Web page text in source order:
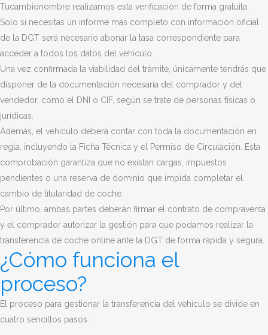
Tucambionombre realizamos esta verificación de forma gratuita.
Solo si necesitas un informe más completo con información oficial
de la DGT será necesario abonar la tasa correspondiente para
acceder a todos los datos del vehículo.
Una vez confirmada la viabilidad del trámite, únicamente tendrás que
disponer de la documentación necesaria del comprador y del
vendedor, como el DNI o CIF, según se trate de personas físicas o
jurídicas.
Además, el vehículo deberá contar con toda la documentación en
regla, incluyendo la Ficha Técnica y el Permiso de Circulación. Esta
comprobación garantiza que no existan cargas, impuestos
pendientes o una reserva de dominio que impida completar el
cambio de titularidad de coche.
Por último, ambas partes deberán firmar el contrato de compraventa
y el comprador autorizar la gestión para que podamos realizar la
transferencia de coche online ante la DGT de forma rápida y segura.
¿Cómo funciona el
proceso?
El proceso para gestionar la transferencia del vehículo se divide en
cuatro sencillos pasos: